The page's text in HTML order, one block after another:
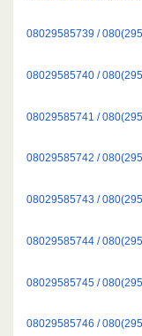
08029585739 /
08029585740 /
08029585741 /
08029585742 /
08029585743 /
08029585744 /
08029585745 /
08029585746 /